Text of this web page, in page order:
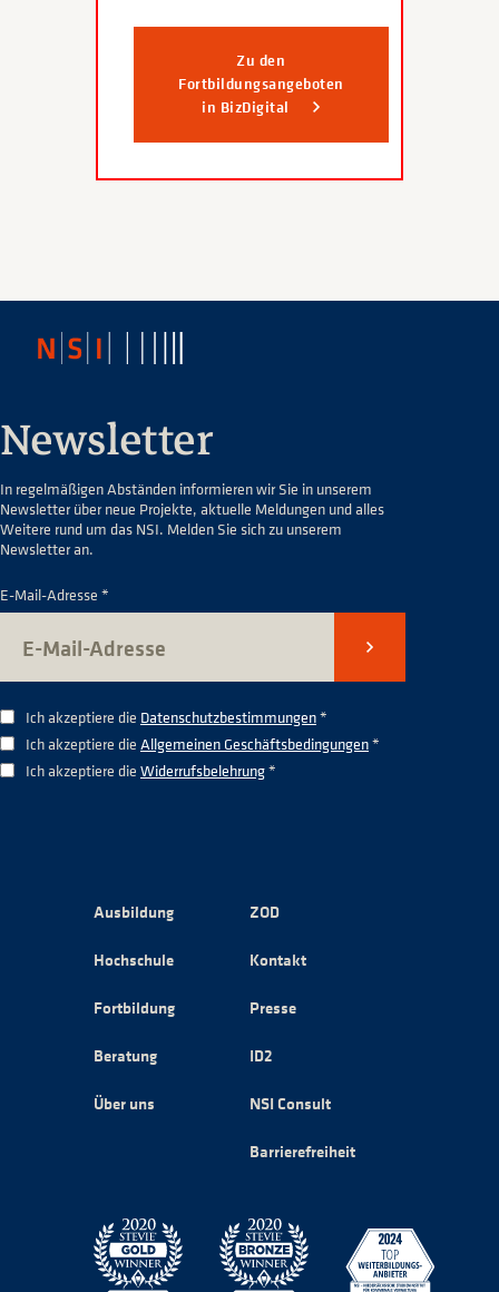
Zu den
Fortbildungsangeboten
in BizDigital
Newsletter
In regelmäßigen Abständen informieren wir Sie in unserem
Newsletter über neue Projekte, aktuelle Meldungen und alles
Weitere rund um das NSI. Melden Sie sich zu unserem
Newsletter an.
E-Mail-Adresse *
Senden
Ich akzeptiere die Datenschutzbestimmungen*
Ich akzeptiere die Allgemeinen Geschäftsbedingungen*
Ich akzeptiere die Widerrufsbelehrung*
Ausbildung
Hochschule
Fortbildung
Beratung
Über uns
ZOD
Kontakt
Presse
ID2
NSI Consult
Barrierefreiheit